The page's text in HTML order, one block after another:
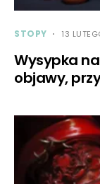
STOPY 13
Wysypka
objawy,